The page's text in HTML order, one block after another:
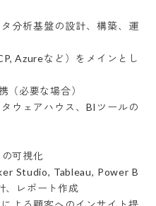
可視化
、レポート作成